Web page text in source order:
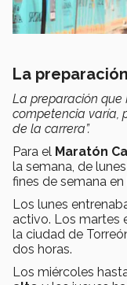
La
La preparación
competencia varía,
de la carrera”.
Para el Maratón
la semana, de
fines de semana
Los lunes
activo. Los martes
la ciudad de
dos horas.
Los miércoles